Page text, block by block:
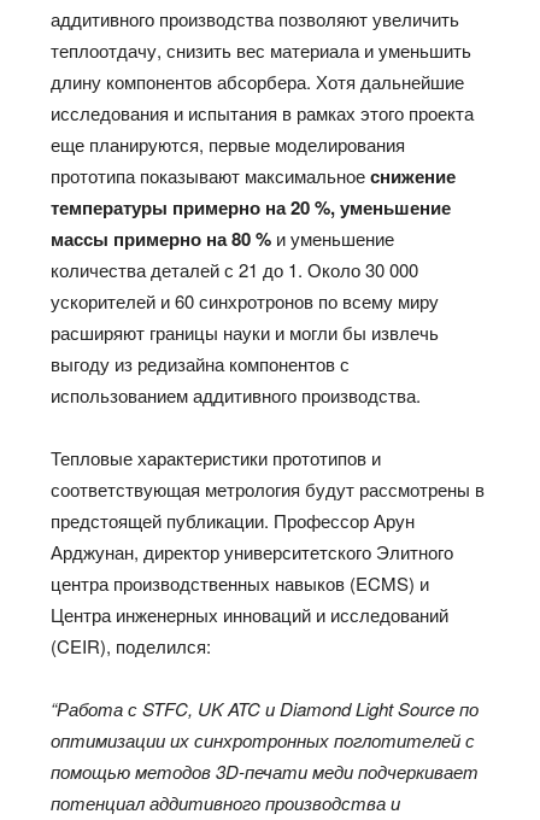
аддитивного производства позволяют увеличить
теплоотдачу, снизить вес материала и уменьшить
длину компонентов абсорбера. Хотя дальнейшие
исследования и испытания в рамках этого проекта
еще планируются, первые моделирования
прототипа показывают максимальноеснижение
температуры примерно на 20 %, уменьшение
массы примерно на 80 % и уменьшение
количества деталей с 21 до 1. Около 30 000
ускорителей и 60 синхротронов по всему миру
расширяют границы науки и могли бы извлечь
выгоду из редизайна компонентов с
использованием аддитивного производства.
Тепловые характеристики прототипов и
соответствующая метрология будут рассмотрены в
предстоящей публикации. Профессор Арун
Арджунан, директор университетского Элитного
центра производственных навыков (ECMS) и
Центра инженерных инноваций и исследований
(CEIR), поделился:
“Работа с STFC, UK ATC и Diamond Light Source по
оптимизации их синхротронных поглотителей с
помощью методов 3D-печати меди подчеркивает
потенциал аддитивного производства и